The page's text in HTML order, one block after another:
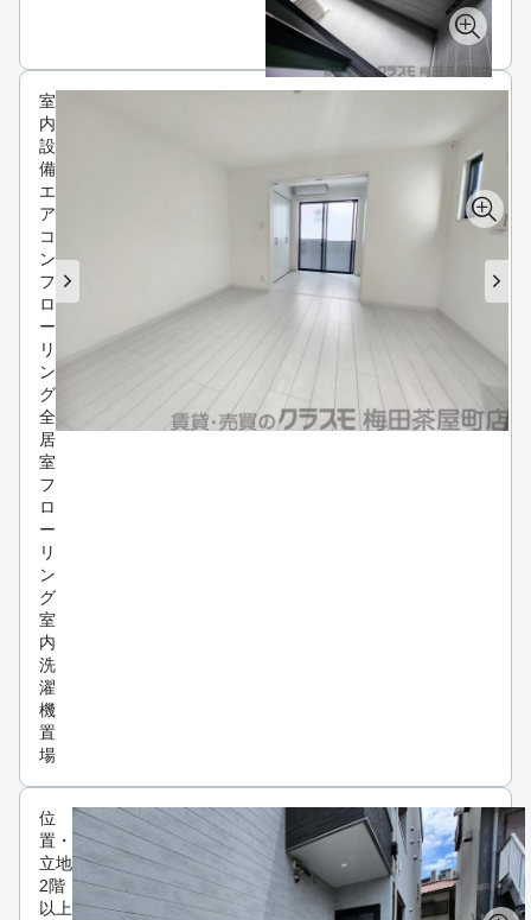
室
内
設
備
エ
ア
コ
ン
フ
ロ
ー
リ
ン
グ
全
居
室
フ
ロ
ー
リ
ン
グ
室
内
洗
濯
機
置
場
位
置・
立地
2階
以上